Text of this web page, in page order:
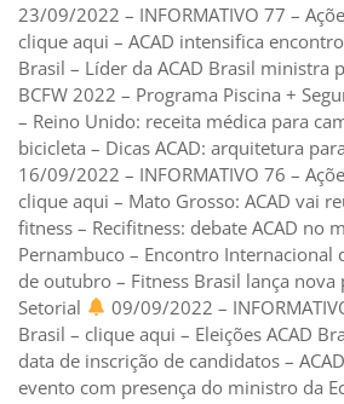
23/09/2022 – INFORMATIVO 77 –
clique aqui – ACAD intensifica
Brasil – Líder da ACAD Brasil ministra
BCFW 2022 – Programa Piscina +
– Reino Unido: receita médica para
bicicleta – Dicas ACAD: arquitetura
16/09/2022 – INFORMATIVO 76 –
clique aqui – Mato Grosso: ACAD vai
fitness – Recifitness: debate ACAD no
Pernambuco – Encontro Internacional
de outubro – Fitness Brasil lança nova
Setorial
09/09/2022 –
Brasil – clique aqui – Eleições ACAD
data de inscrição de candidatos –
evento com presença do ministro da